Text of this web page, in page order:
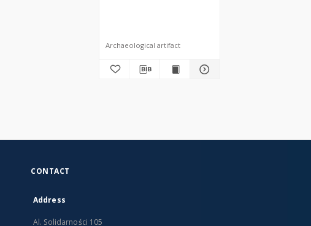
Archaeological artifact
CONTACT
Address
Al. Solidarności 105